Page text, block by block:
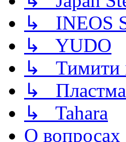
↳ INEOS
↳ YUDO
↳ Тимити
↳
↳ Tahara
О вопросах